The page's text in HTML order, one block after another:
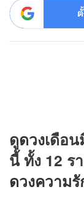
ดูดวงเดือ
นี้ ทั้ง 12 ร
ดวงความรั